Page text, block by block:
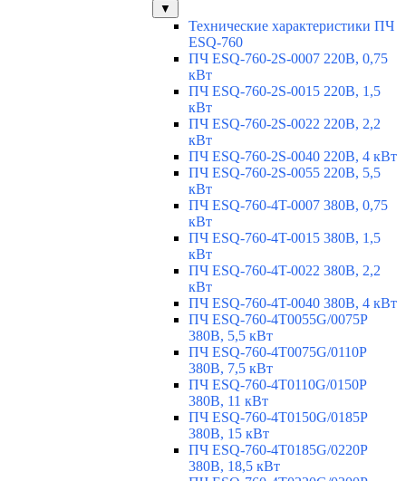
▼
Технические характеристики ПЧ
ESQ-760
ПЧ ESQ-760-2S-0007 220В, 0,75
кВт
ПЧ ESQ-760-2S-0015 220В, 1,5
кВт
ПЧ ESQ-760-2S-0022 220В, 2,2
кВт
ПЧ ESQ-760-2S-0040 220В, 4 кВт
ПЧ ESQ-760-2S-0055 220В, 5,5
кВт
ПЧ ESQ-760-4T-0007 380В, 0,75
кВт
ПЧ ESQ-760-4T-0015 380В, 1,5
кВт
ПЧ ESQ-760-4T-0022 380В, 2,2
кВт
ПЧ ESQ-760-4T-0040 380В, 4 кВт
ПЧ ESQ-760-4T0055G/0075P
380В, 5,5 кВт
ПЧ ESQ-760-4T0075G/0110P
380В, 7,5 кВт
ПЧ ESQ-760-4T0110G/0150P
380В, 11 кВт
ПЧ ESQ-760-4T0150G/0185P
380В, 15 кВт
ПЧ ESQ-760-4T0185G/0220P
380В, 18,5 кВт